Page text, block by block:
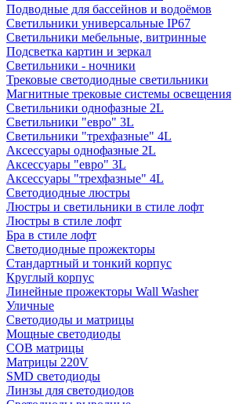
Подводные для бассейнов и водоёмов
Светильники универсальные IP67
Светильники мебельные, витринные
Подсветка картин и зеркал
Светильники - ночники
Трековые светодиодные светильники
Магнитные трековые системы освещения
Светильники однофазные 2L
Светильники "евро" 3L
Светильники "трехфазные" 4L
Аксессуары однофазные 2L
Аксессуары "евро" 3L
Аксессуары "трехфазные" 4L
Светодиодные люстры
Люстры и светильники в стиле лофт
Люстры в стиле лофт
Бра в стиле лофт
Светодиодные прожекторы
Стандартный и тонкий корпус
Круглый корпус
Линейные прожекторы Wall Washer
Уличные
Светодиоды и матрицы
Мощные светодиоды
COB матрицы
Матрицы 220V
SMD светодиоды
Линзы для светодиодов